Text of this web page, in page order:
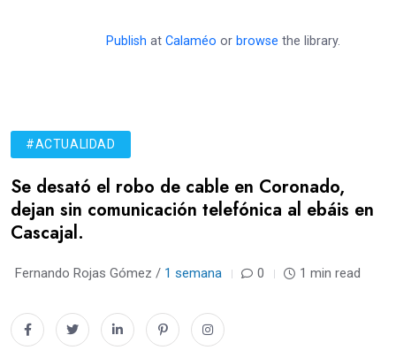
Publish at Calaméo or browse the library.
#ACTUALIDAD
Se desató el robo de cable en Coronado,
dejan sin comunicación telefónica al ebáis en
Cascajal.
Fernando Rojas Gómez / 1 semana 0 1 min read